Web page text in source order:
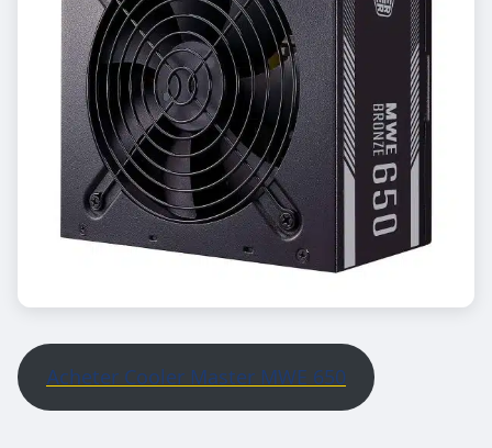
Acheter Cooler Master MWE 650